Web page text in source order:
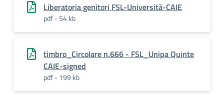
Liberatoria genitori FSL-Università-CAIE
pdf - 54 kb
timbro_Circolare n.666 - FSL_Unipa Quinte
CAIE-signed
pdf - 199 kb